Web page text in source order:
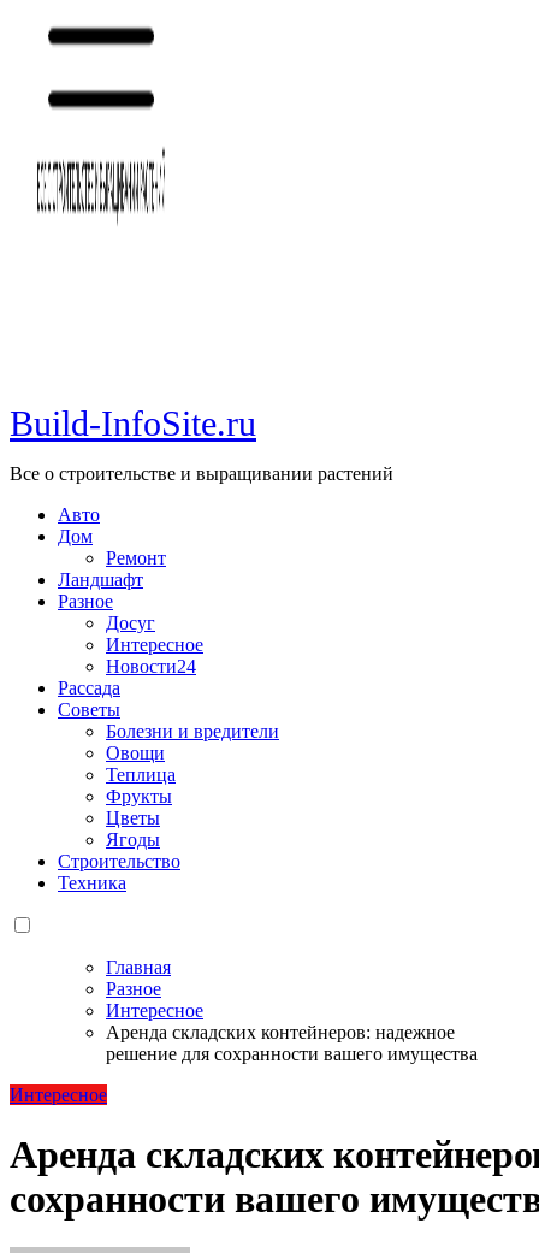
Build-InfoSite.ru
Все о строительстве и выращивании растений
Авто
Дом
Ремонт
Ландшафт
Разное
Досуг
Интересное
Новости24
Рассада
Советы
Болезни и вредители
Овощи
Теплица
Фрукты
Цветы
Ягоды
Строительство
Техника
Главная
Разное
Интересное
Аренда складских контейнеров: надежное
решение для сохранности вашего имущества
Интересное
Аренда складских
сохранности вашего